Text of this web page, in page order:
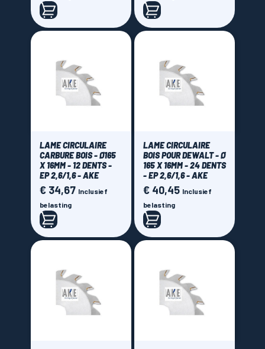
LAME CIRCULAIRE
CARBURE BOIS - Ø165
X 16MM - 12 DENTS -
EP 2,6/1,6 - AKE
Prijs
€ 34,67 Inclusief
belasting
LAME CIRCULAIRE
BOIS POUR DEWALT - Ø
165 X 16MM - 24 DENTS
- EP 2,6/1,6 - AKE
Prijs
€ 40,45 Inclusief
belasting